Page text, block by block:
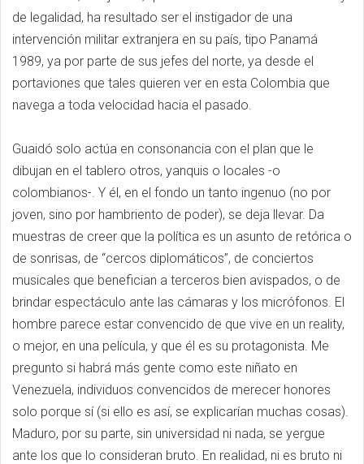
de legalidad, ha resultado ser el instigador de una
intervención militar extranjera en su país, tipo Panamá
1989, ya por parte de sus jefes del norte, ya desde el
portaviones que tales quieren ver en esta Colombia que
navega a toda velocidad hacia el pasado.
Guaidó solo actúa en consonancia con el plan que le
dibujan en el tablero otros, yanquis o locales -o
colombianos-. Y él, en el fondo un tanto ingenuo (no por
joven, sino por hambriento de poder), se deja llevar. Da
muestras de creer que la política es un asunto de retórica o
de sonrisas, de “cercos diplomáticos”, de conciertos
musicales que benefician a terceros bien avispados, o de
brindar espectáculo ante las cámaras y los micrófonos. El
hombre parece estar convencido de que vive en un reality,
o mejor, en una película, y que él es su protagonista. Me
pregunto si habrá más gente como este niñato en
Venezuela, individuos convencidos de merecer honores
solo porque sí (si ello es así, se explicarían muchas cosas).
Maduro, por su parte, sin universidad ni nada, se yergue
ante los que lo consideran bruto. En realidad, ni es bruto ni